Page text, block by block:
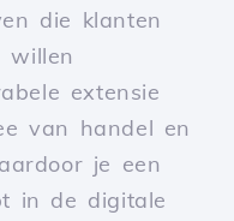
die klanten
willen
extensie
van handel en
je een
in de digitale